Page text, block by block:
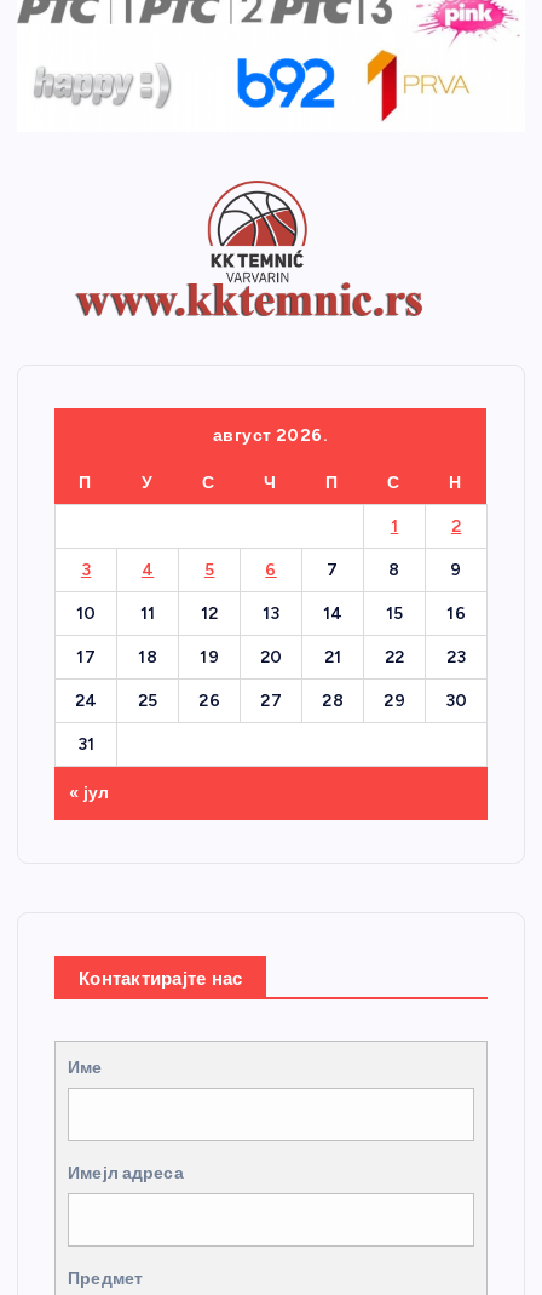
август 2026.
П У С Ч П С Н
1 2
3 4 5 6 7 8 9
10 11 12 13 14 15 16
17 18 19 20 21 22 23
24 25 26 27 28 29 30
31
« јул
Контактирајте нас
Име
Имејл адреса
Предмет